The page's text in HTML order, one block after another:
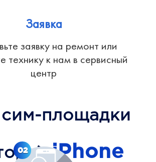
площадки
iPhone
Заявка
заявку на ремонт или
технику к нам в сервисный
центр
02